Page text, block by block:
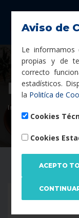
Aviso de
Le informamos
propias y de
correcto
estadísticos.
la Politíca de
Cookies
Cookies
Inicio